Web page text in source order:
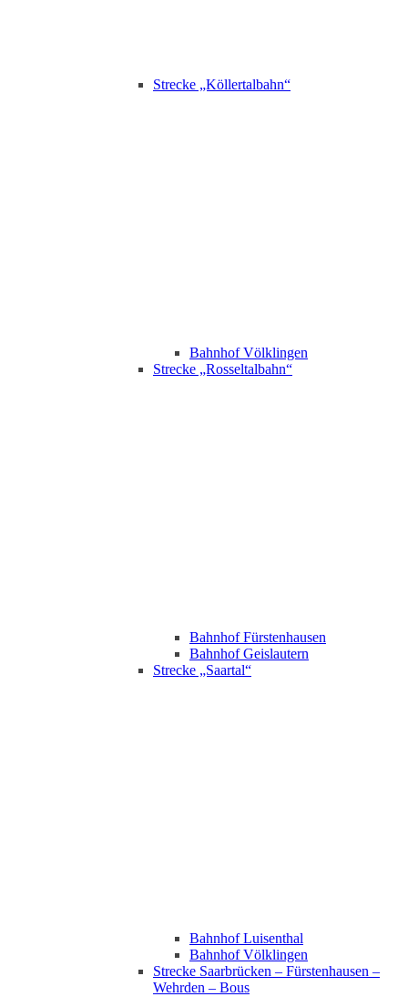
Strecke „Köllertalbahn“
Bahnhof Völklingen
Strecke „Rosseltalbahn“
Bahnhof Fürstenhausen
Bahnhof Geislautern
Strecke „Saartal“
Bahnhof Luisenthal
Bahnhof Völklingen
Strecke Saarbrücken – Fürstenhausen –
Wehrden – Bous